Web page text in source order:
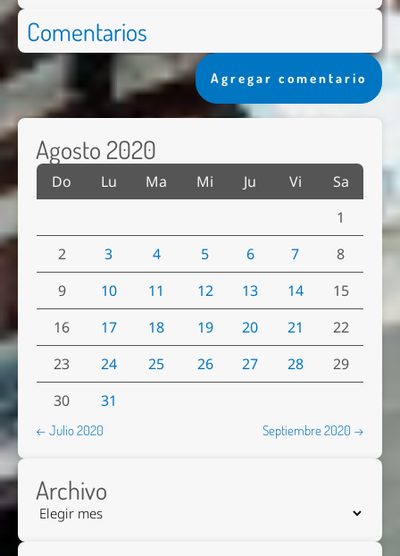
Comentarios
Agregar comentario
Agosto 2020
Do Lu Ma Mi Ju Vi
Sa
1
2
3 4 5 6 7
8
9
10 11 12 13 14
15
16
17 18 19 20 21
22
23
24 25 26 27 28
29
30
31
← Julio 2020 Septiembre 2020 →
Archivo